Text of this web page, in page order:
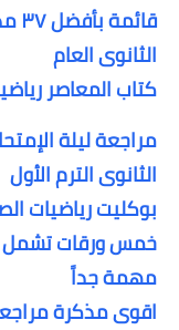
الثانوى العام
كتاب المعاصر
مراجعة ليلة
الثانوى الترم الأول
بوكليت رياضيات الصف
خمس ورقات تشمل
مهمة جداً
اقوى مذكرة